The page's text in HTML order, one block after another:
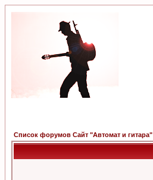
Список форумов Сайт "Автомат и гитара"